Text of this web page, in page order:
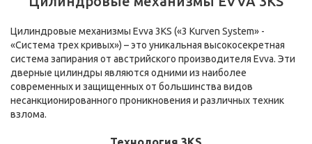
Цилиндровые механизмы Evva 3KS («3 Kurven System» -
«Система трех кривых») – это уникальная высокосекретная
система запирания от австрийского производителя Evva. Эти
дверные цилиндры являются одними из наиболее
современных и защищенных от большинства видов
несанкционированного проникновения и различных техник
взлома.